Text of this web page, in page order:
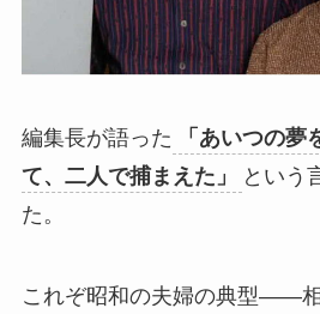
編集長が語った
「あいつの
て、二人で捕まえた」
という
た。
これぞ昭和の夫婦の典型——